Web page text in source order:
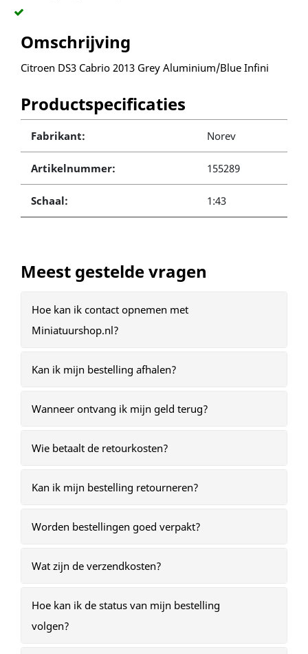
Omschrijving
Citroen DS3 Cabrio 2013 Grey Aluminium/Blue Infini
Productspecificaties
Fabrikant: Norev
Artikelnummer: 155289
Schaal: 1:43
Meest gestelde vragen
Hoe kan ik contact opnemen met
Miniatuurshop.nl?
Kan ik mijn bestelling afhalen?
Wanneer ontvang ik mijn geld terug?
Wie betaalt de retourkosten?
Kan ik mijn bestelling retourneren?
Worden bestellingen goed verpakt?
Wat zijn de verzendkosten?
Hoe kan ik de status van mijn bestelling
volgen?